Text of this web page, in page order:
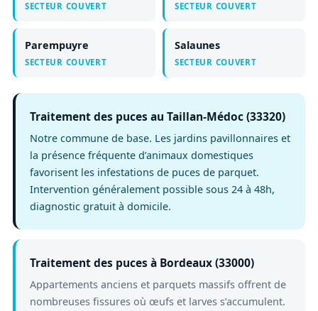
SECTEUR COUVERT SECTEUR COUVERT
Parempuyre
SECTEUR COUVERT
Salaunes
SECTEUR COUVERT
Traitement des puces au Taillan-Médoc (33320)
Notre commune de base. Les jardins pavillonnaires et
la présence fréquente d’animaux domestiques
favorisent les infestations de puces de parquet.
Intervention généralement possible sous 24 à 48h,
diagnostic gratuit à domicile.
Traitement des puces à Bordeaux (33000)
Appartements anciens et parquets massifs offrent de
nombreuses fissures où œufs et larves s’accumulent.